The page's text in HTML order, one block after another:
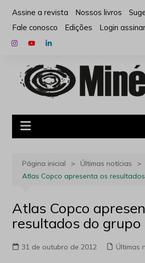
para
conteúdo
Assine a revista Nossos livros
Fale conosco
Edições Login
Página inicial
Últimas notícias
Atlas Copco apresenta os
Atlas Copco
resultados do grupo
31 de outubro de 2012 Últimas